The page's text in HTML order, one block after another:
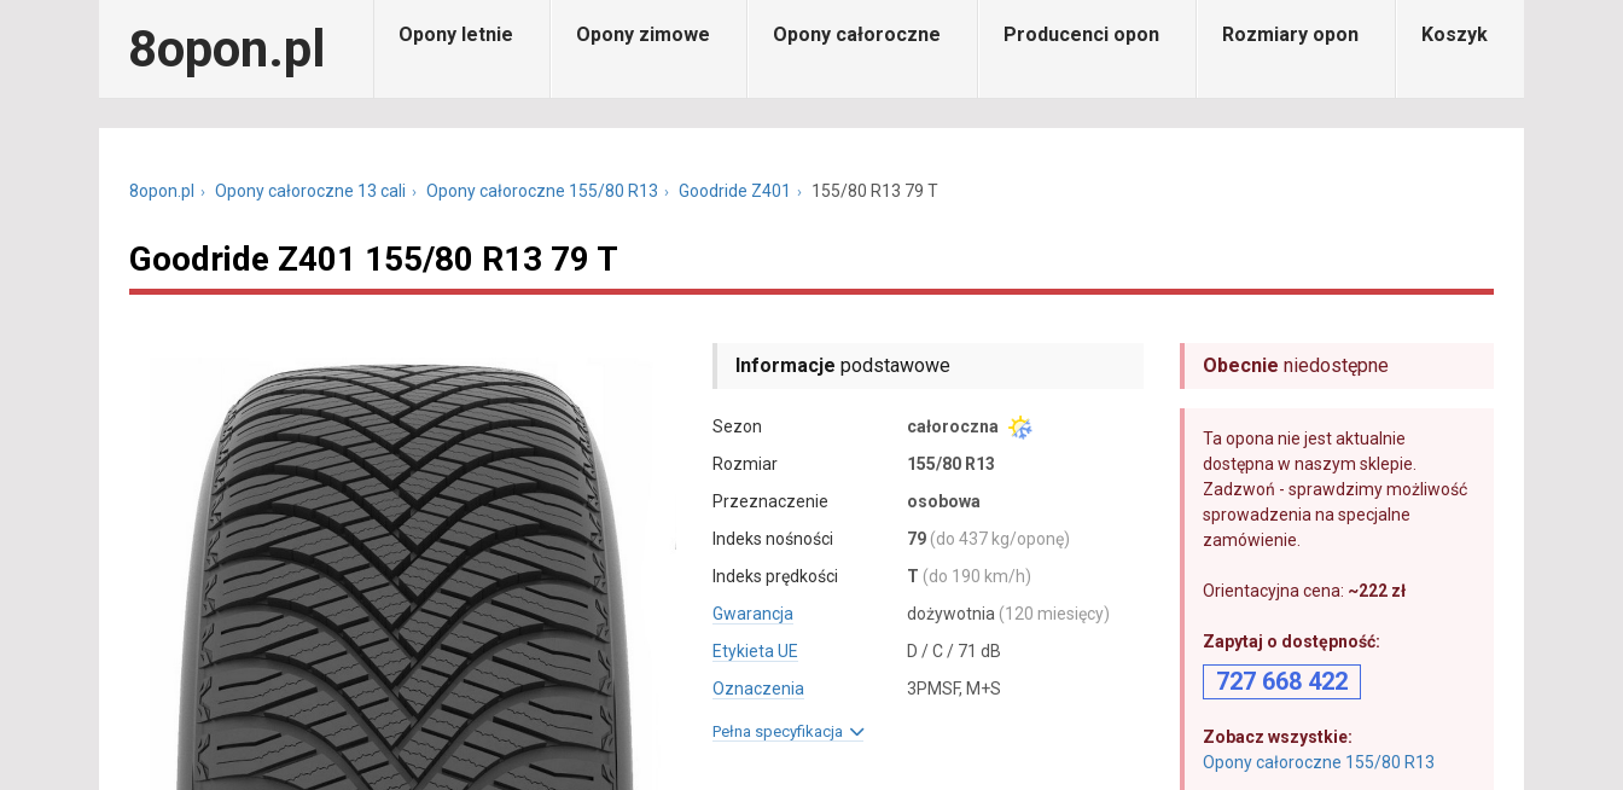
8opon.pl Opony letnie Opony zimowe Opony całoroczne Producenci opon Rozmiary opon Koszyk
8opon.pl Opony całoroczne 13 cali Opony całoroczne 155/80 R13 Goodride Z401 155/80 R13 79 T
Goodride Z401 155/80 R13 79 T
Informacje podstawowe
Sezon
całoroczna
Rozmiar
155/80 R13
Przeznaczenie
osobowa
Indeks nośności
79 (do 437 kg/oponę)
Indeks prędkości
T (do 190 km/h)
Gwarancja
dożywotnia (120 miesięcy)
Etykieta UE
D / C / 71 dB
Oznaczenia
3PMSF, M+S
Pełna specyfikacja
Obecnie niedostępne
Ta opona nie jest aktualnie
dostępna w naszym sklepie.
Zadzwoń - sprawdzimy możliwość
sprowadzenia na specjalne
zamówienie.
Orientacyjna cena: ~222 zł
Zapytaj o dostępność:
727 668 422
Zobacz wszystkie:
Opony całoroczne 155/80 R13